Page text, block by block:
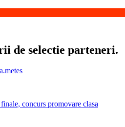
de selectie parteneri.
concurs promovare clasa